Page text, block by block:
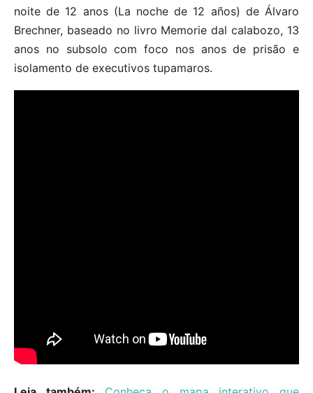
noite de 12 anos (La noche de 12 años) de Álvaro
Brechner, baseado no livro Memorie dal calabozo, 13
anos no subsolo com foco nos anos de prisão e
isolamento de executivos tupamaros.